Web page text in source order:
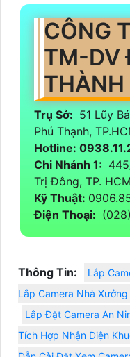
CÔNG
TM-DV
THÀNH
Trụ Sở: 51 Lũy
Phú Thạnh,
Hotline:
Chi Nhánh 1:
Trị Đông, TP. HCM
Kỹ Thuật:
Điện Thoại:
Thông Tin: Lắp
Lắp Camera Nhà
Lắp Đặt Camera An
Tích Hợp Nhận Diện